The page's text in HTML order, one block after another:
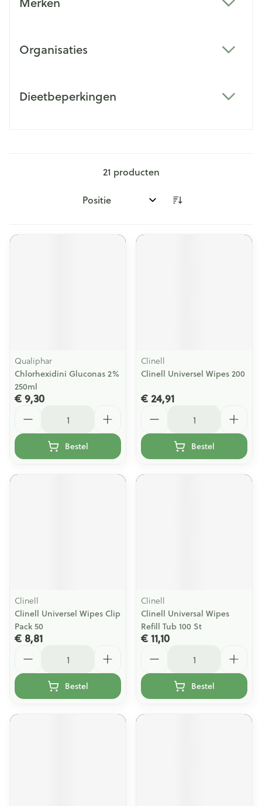
Organisaties
Dieetbeperkingen
21 producten
Sorteer op:
Qualiphar
Chlorhexidini Gluconas 2%
250ml
€ 9,30
Bestel
Clinell
Clinell Universel Wipes 200
€ 24,91
Bestel
Clinell
Clinell Universel Wipes Clip
Pack 50
€ 8,81
Bestel
Clinell
Clinell Universal Wipes
Refill Tub 100 St
€ 11,10
Bestel